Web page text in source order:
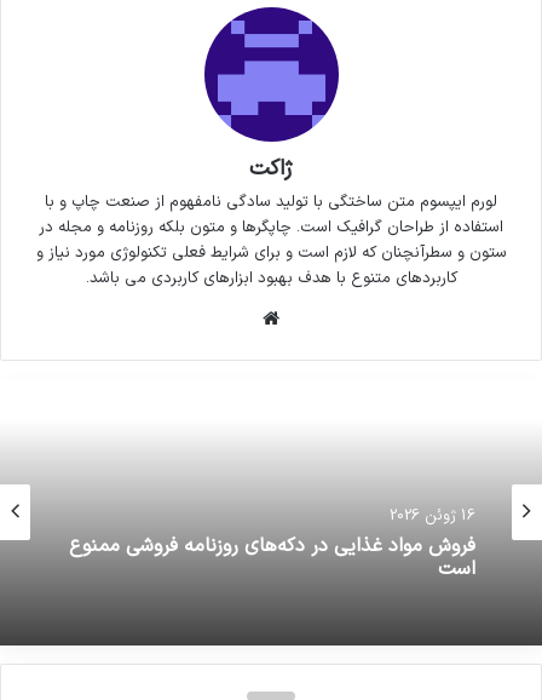
ژاکت
لورم ایپسوم متن ساختگی با تولید سادگی نامفهوم از صنعت چاپ و با
استفاده از طراحان گرافیک است. چاپگرها و متون بلکه روزنامه و مجله در
ستون و سطرآنچنان که لازم است و برای شرایط فعلی تکنولوژی مورد نیاز و
کاربردهای متنوع با هدف بهبود ابزارهای کاربردی می باشد.
16 ژوئن 2026
فروش مواد غذایی در دکه‌های روزنامه فروشی ممنوع
است